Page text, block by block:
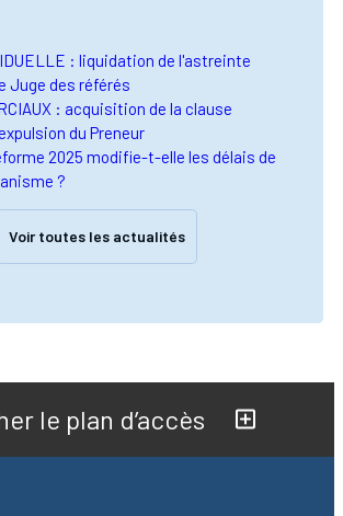
: liquidation de l'astreinte
Juge des référés
: acquisition de la clause
du Preneur
2025 modifie-t-elle les délais de
?
Voir toutes les actualités
le plan d’accès